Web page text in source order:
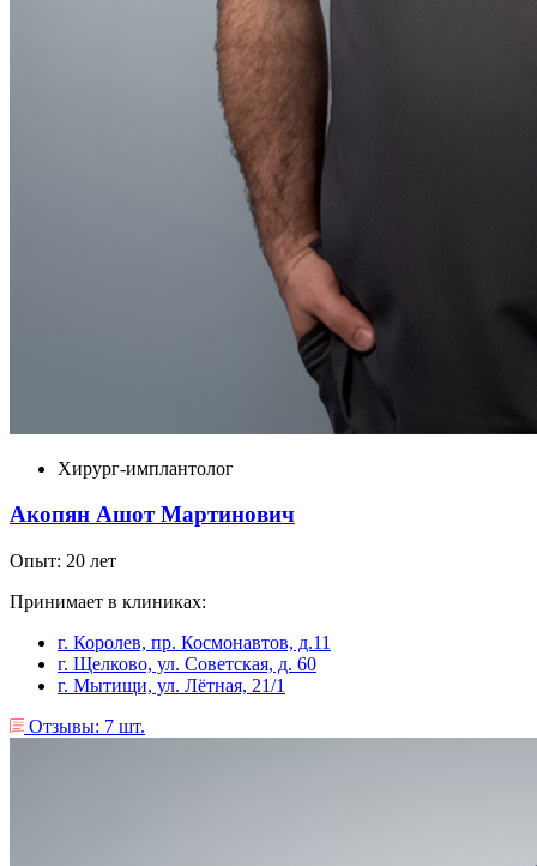
Хирург-имплантолог
Акопян Ашот Мартинович
Опыт: 20 лет
Принимает в клиниках:
г. Королев, пр. Космонавтов, д.11
г. Щелково, ул. Советская, д. 60
г. Мытищи, ул. Лëтная, 21/1
Отзывы: 7 шт.